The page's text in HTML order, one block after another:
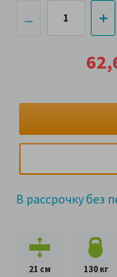
В рассрочку без
21 см 130 кг